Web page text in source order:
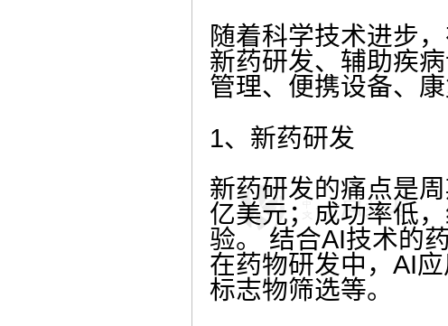
随着科学技术进步
新药研发、辅助疾
管理、便携设备、
1、新药研发
新药研发的痛点是
亿美元；成功率低
验。 结合AI技术的
在药物研发中，AI
标志物筛选等。